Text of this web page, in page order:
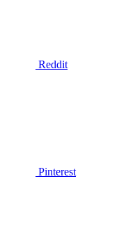
Reddit
Pinterest